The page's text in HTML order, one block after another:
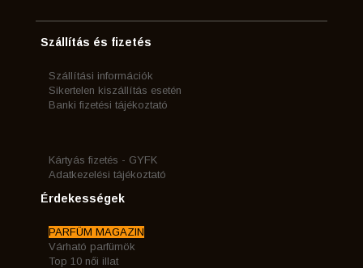
Szállítás és fizetés
Szállítási információk
Sikertelen kiszállítás esetén
Banki fizetési tájékoztató
Kártyás fizetés - GYFK
Adatkezelési tájékoztató
Érdekességek
PARFÜM MAGAZIN
Várható parfümök
Top 10 női illat